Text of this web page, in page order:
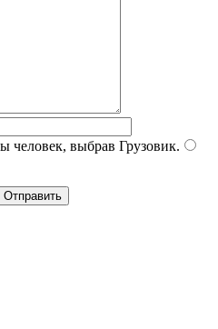
человек, выбрав Грузовик.